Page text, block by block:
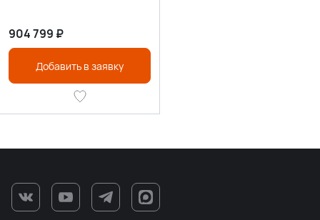
904 799 ₽
Добавить в заявку